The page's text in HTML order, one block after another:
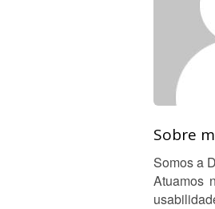
Sobre
Somos a
Atuamos